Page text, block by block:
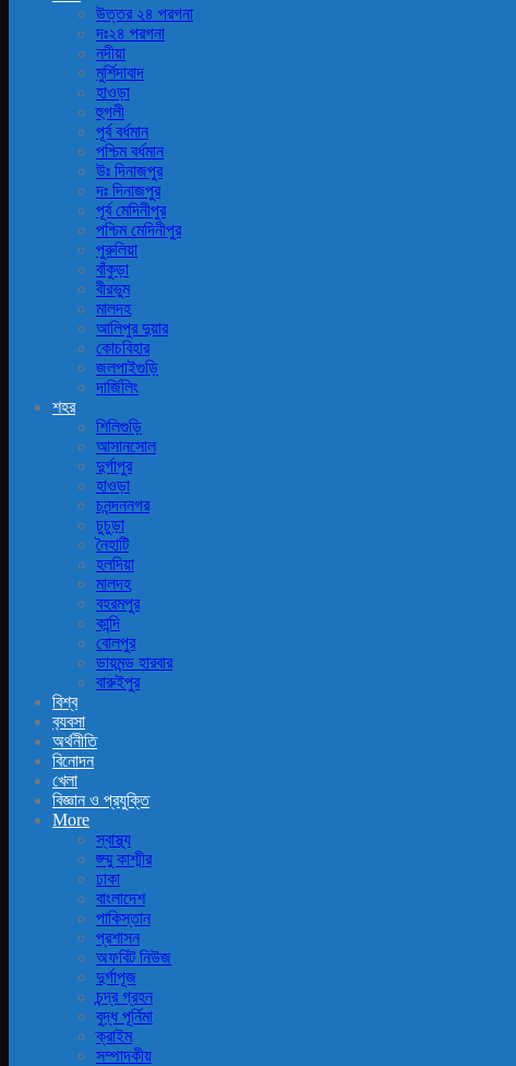
উত্তর ২৪ পরগনা
দঃ২৪ পরগনা
নদীয়া
মুর্শিদাবাদ
হাওড়া
হুগলী
পূর্ব বর্ধমান
পশ্চিম বর্ধমান
উঃ দিনাজপুর
দঃ দিনাজপুর
পূর্ব মেদিনীপুর
পশ্চিম মেদিনীপুর
পুরুলিয়া
বাঁকুড়া
বীরভুম
মালদহ
আলিপুর দুয়ার
কোচবিহার
জলপাইগুড়ি
দার্জিলিং
শহর
শিলিগুড়ি
আসানসোল
দুর্গাপুর
হাওড়া
চনন্দননগর
চুচুড়া
নৈহাটি
হলদিয়া
মালদহ
বহরমপুর
কান্দি
বোলপুর
ডায়মন্ড হারবার
বারুইপুর
বিশ্ব
ব‍্যবসা
অর্থনীতি
বিনোদন
খেলা
বিজ্ঞান ও প্রযুক্তি
More
স্বাস্থ্য
জ্ম্মু কাশ্মীর
ঢাকা
বাংলাদেশ
পাকিস্তান
প্রশাসন
অফবিট নিউজ
দুর্গাপূজ
চন্দ্র গ্রহন
বুদ্ধ পূর্নিমা
ক্রাইম
সম্পাদকীয়